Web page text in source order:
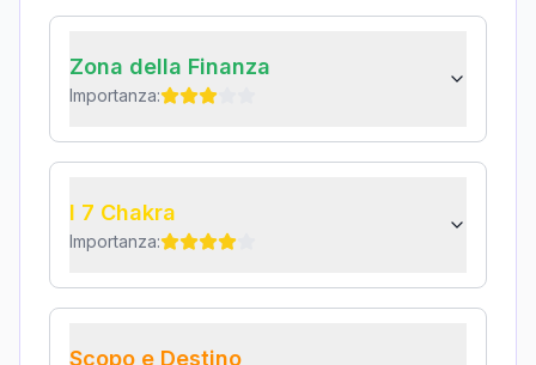
Zona della Finanza
Importanza:
I 7 Chakra
Importanza:
Scopo e Destino